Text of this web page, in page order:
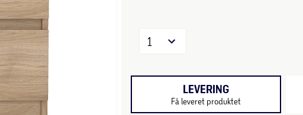
1
LEVERING
Få leveret produktet